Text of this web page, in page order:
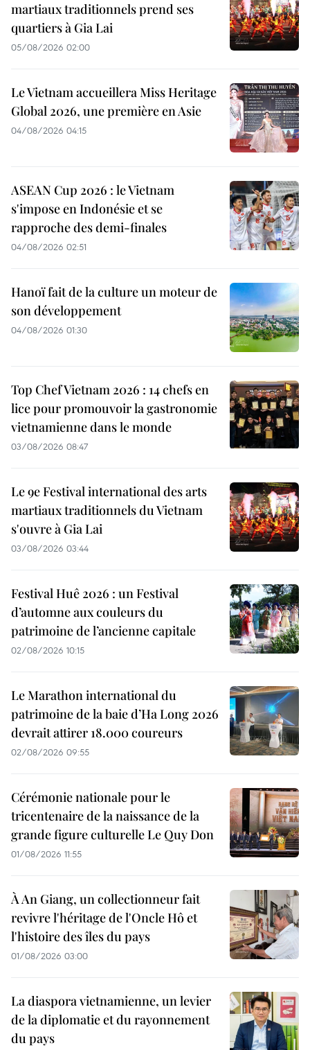
martiaux traditionnels prend ses
quartiers à Gia Lai
05/08/2026 02:00
Le Vietnam accueillera Miss Heritage
Global 2026, une première en Asie
04/08/2026 04:15
ASEAN Cup 2026 : le Vietnam
s'impose en Indonésie et se
rapproche des demi-finales
04/08/2026 02:51
Hanoï fait de la culture un moteur de
son développement
04/08/2026 01:30
Top Chef Vietnam 2026 : 14 chefs en
lice pour promouvoir la gastronomie
vietnamienne dans le monde
03/08/2026 08:47
Le 9e Festival international des arts
martiaux traditionnels du Vietnam
s'ouvre à Gia Lai
03/08/2026 03:44
Festival Huê 2026 : un Festival
d’automne aux couleurs du
patrimoine de l’ancienne capitale
02/08/2026 10:15
Le Marathon international du
patrimoine de la baie d’Ha Long 2026
devrait attirer 18.000 coureurs
02/08/2026 09:55
Cérémonie nationale pour le
tricentenaire de la naissance de la
grande figure culturelle Le Quy Don
01/08/2026 11:55
À An Giang, un collectionneur fait
revivre l'héritage de l'Oncle Hô et
l'histoire des îles du pays
01/08/2026 03:00
La diaspora vietnamienne, un levier
de la diplomatie et du rayonnement
du pays